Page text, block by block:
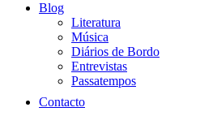
Blog
Literatura
Música
Diários de Bordo
Entrevistas
Passatempos
Contacto